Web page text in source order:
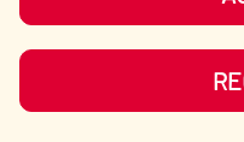
2.400 millones de
continúan sin